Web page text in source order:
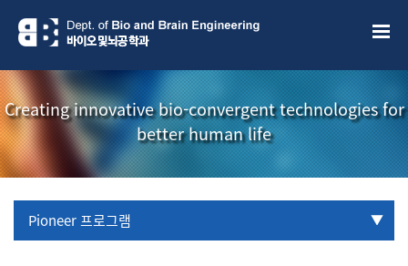
Creating innovative bio-convergent technologies for
better human life
Pioneer 프로그램